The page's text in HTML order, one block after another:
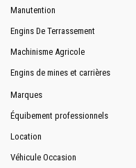
Manutention
Engins De Terrassement
Machinisme Agricole
Engins de mines et carrières
Marques
Équibement professionnels
Location
Véhicule Occasion